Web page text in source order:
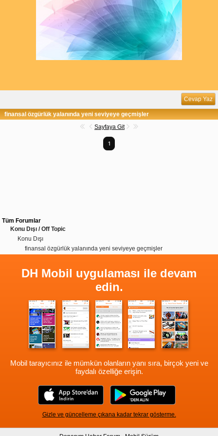
Cevap Yaz
finansal özgürlük yalanında yeni seviyeye geçmişler
Sayfaya Git
1
Tüm Forumlar
Konu Dışı / Off Topic
Konu Dışı
finansal özgürlük yalanında yeni seviyeye geçmişler
DH Mobil uygulaması ile devam
edin.
Mobil tarayıcınız ile mümkün olanların yanı sıra, birçok yeni ve
faydalı özelliğe erişin.
Gizle ve güncelleme çıkana kadar tekrar gösterme.